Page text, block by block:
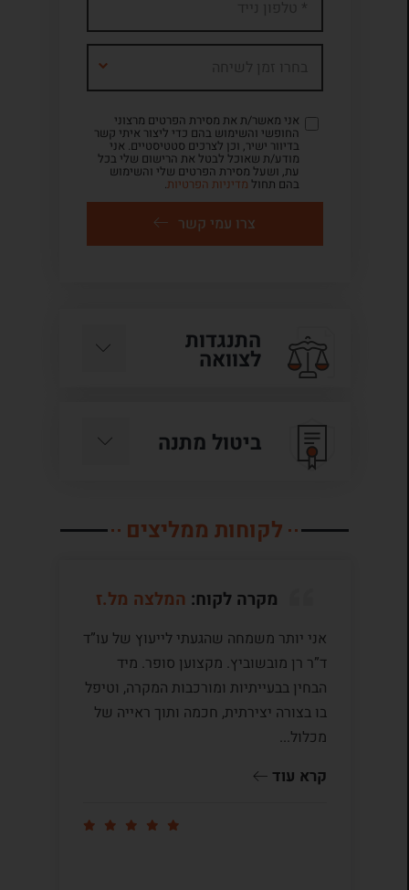
אני מאשר/ת את מסירת הפרטים מרצוני
החופשי והשימוש בהם כדי ליצור איתי קשר
בדיוור ישיר, וכן לצרכים סטטיסטיים. אני
מודע/ת שאוכל לבטל את הרישום שלי בכל
עת, ושעל מסירת הפרטים שלי והשימוש
בהם תחול מדיניות הפרטיות.
צרו עמי קשר
התנגדות
לצוואה
ביטול מתנה
לקוחות ממליצים
מקרה לקוח: המלצה מל.ז
אני יותר משמחה שהגעתי לייעוץ של עו”ד
ד”ר רן מובשוביץ. מקצוען סופר. מיד
הבחין בבעייתיות ומורכבות המקרה, וטיפל
בו בצורה יצירתית, חכמה ותוך ראייה של
מכלול...
קרא עוד